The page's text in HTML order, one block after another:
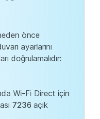
önce
ayarlarını
doğrulamalıdır:
Wi-Fi Direct için
7236 açık